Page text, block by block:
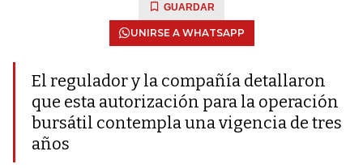
GUARDAR
UNIRSE A WHATSAPP
El regulador y la compañía detallaron
que esta autorización para la operación
bursátil contempla una vigencia de tres
años